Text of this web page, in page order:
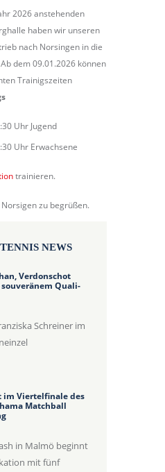
2026 anstehenden
haben wir unseren
nach Norsingen in die
dem 09.01.2026 können
Trainigszeiten
Uhr Jugend
Uhr Erwachsene
trainieren.
zu begrüßen.
NEWS
Verdonschot
Quali-
Schreiner im
im Viertelfinale des
Matchball
in Malmö beginnt
mit fünf